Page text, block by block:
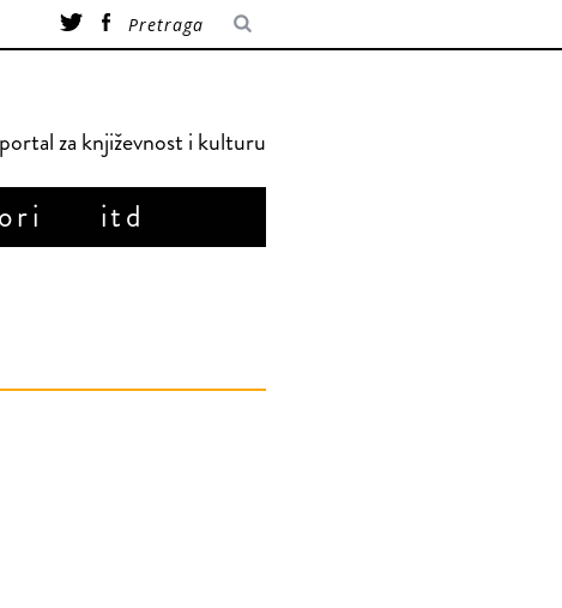
portal za književnost i kulturu
itd